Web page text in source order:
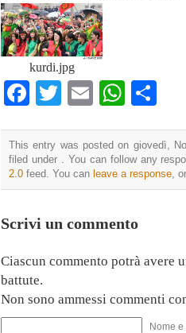
kurdi.jpg
Facebook
Twitter
Email
This entry was posted on giovedì,
filed under . You can follow any
2.0 feed. You can leave a response ,
Scrivi un commento
Ciascun commento potrà avere
battute.
Non sono ammessi commenti
Nome